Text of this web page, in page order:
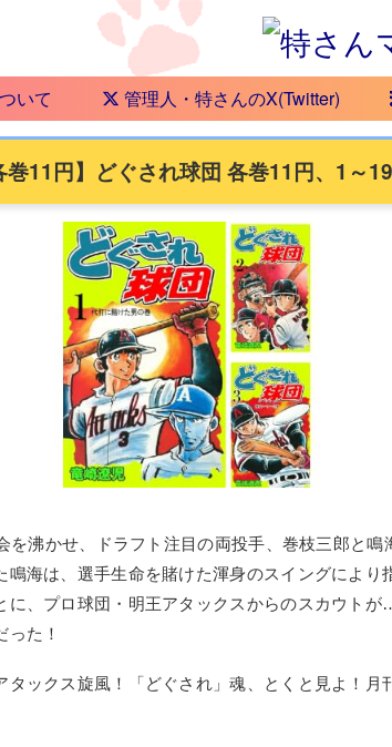
いて 管理人・特さんのX(Twitter)
巻11円】どぐされ球団 各巻11円、1～
を沸かせ、ドラフト注目の両投手、巻枝三郎と鳴
海は、選手生命を賭けた渾身のスイングにより
に、プロ球団・明王アタックスからのスカウト
た！
タックス旋風！「どぐされ」魂、とくと見よ！月